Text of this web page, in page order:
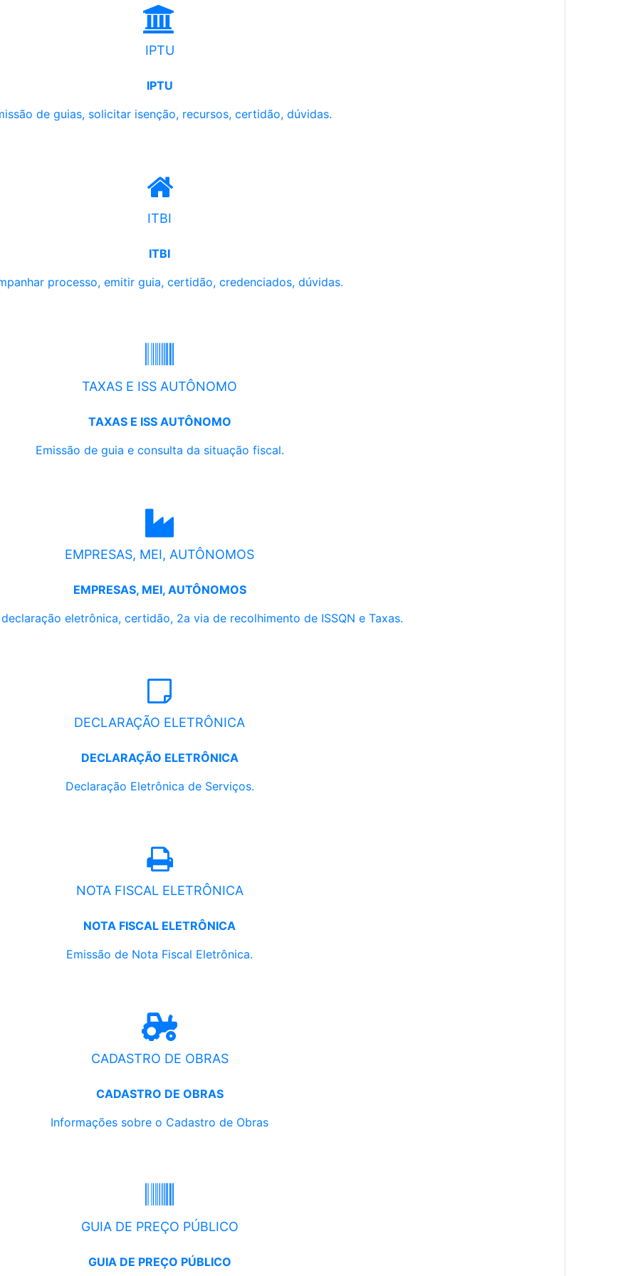
IPTU
IPTU
de guias, solicitar isenção, recursos, certidão, dúvidas.
ITBI
ITBI
processo, emitir guia, certidão, credenciados, dúvidas.
TAXAS E ISS AUTÔNOMO
TAXAS E ISS AUTÔNOMO
Emissão de guia e consulta da situação fiscal.
EMPRESAS, MEI, AUTÔNOMOS
EMPRESAS, MEI, AUTÔNOMOS
eletrônica, certidão, 2a via de recolhimento de ISSQN e Taxas.
DECLARAÇÃO ELETRÔNICA
DECLARAÇÃO ELETRÔNICA
Declaração Eletrônica de Serviços.
NOTA FISCAL ELETRÔNICA
NOTA FISCAL ELETRÔNICA
Emissão de Nota Fiscal Eletrônica.
CADASTRO DE OBRAS
CADASTRO DE OBRAS
Informações sobre o Cadastro de Obras
GUIA DE PREÇO PÚBLICO
GUIA DE PREÇO PÚBLICO